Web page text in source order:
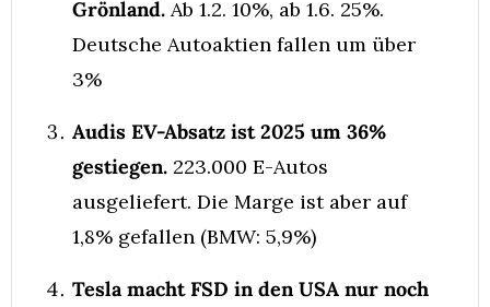
Grönland. Ab 1.2. 10%, ab 1.6. 25%.
Deutsche Autoaktien fallen um über
3%
Audis EV-Absatz ist 2025 um 36%
gestiegen. 223.000 E-Autos
ausgeliefert. Die Marge ist aber auf
1,8% gefallen (BMW: 5,9%)
Tesla macht FSD in den USA nur noch